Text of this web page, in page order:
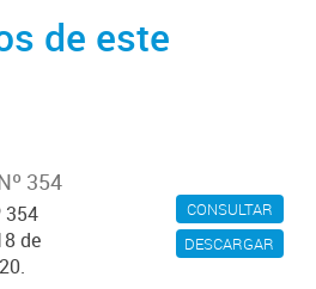
de este
CONSULTAR
DESCARGAR
354
354
de